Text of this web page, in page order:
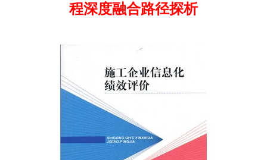
程深度融合路径探析